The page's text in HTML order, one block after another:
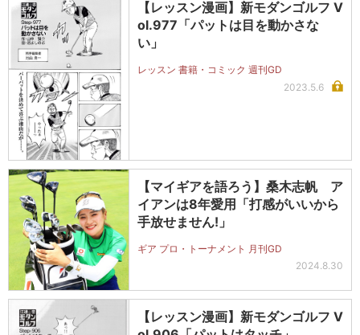
【レッスン漫画】新モダンゴルフ V
ol.977「パットは目を動かさな
い」
レッスン 書籍・コミック 週刊GD
2023.5.6
【マイギアを語ろう】桑木志帆 ア
イアンは8年愛用「打感がいいから
手放せません!」
ギア プロ・トーナメント 月刊GD
2024.8.30
【レッスン漫画】新モダンゴルフ V